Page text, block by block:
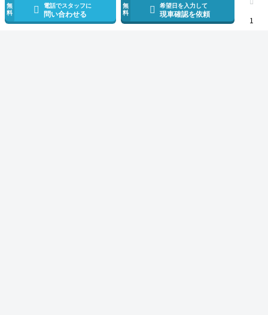
無
料
電話でスタッフに
問い合わせる
無
料
希望日を入力して
現車確認を依頼
1